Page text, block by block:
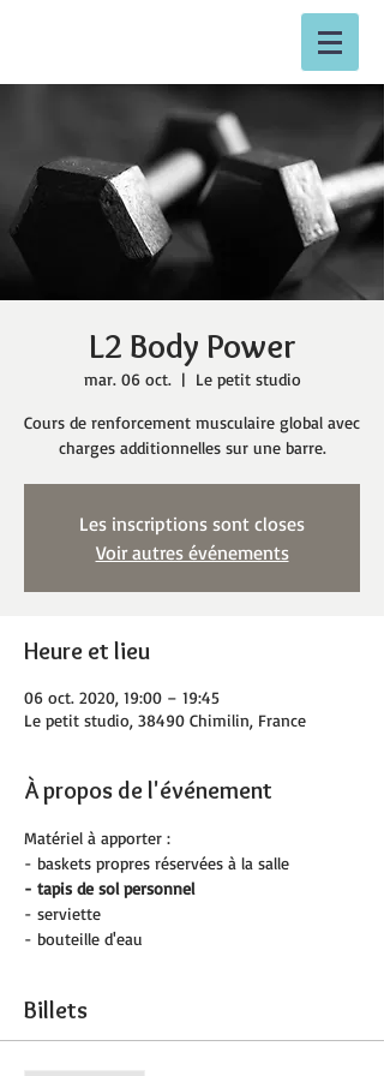
L2 Body Power
mar. 06 oct.
  |
Le petit studio
Cours de renforcement musculaire global avec
charges additionnelles sur une barre.
Les inscriptions sont closes
Voir autres événements
Heure et lieu
06 oct. 2020, 19:00 – 19:45
Le petit studio, 38490 Chimilin, France
À propos de l'événement
Matériel à apporter :
- baskets propres réservées à la salle
- tapis de sol personnel
- serviette
- bouteille d'eau
Billets